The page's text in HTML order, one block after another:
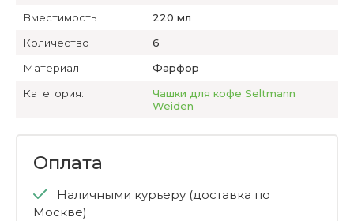
Вместимость
220 мл
Количество
6
Материал
Фарфор
Категория:
Чашки для кофе Seltmann
Weiden
Оплата
Наличными курьеру (доставка по
Москве)